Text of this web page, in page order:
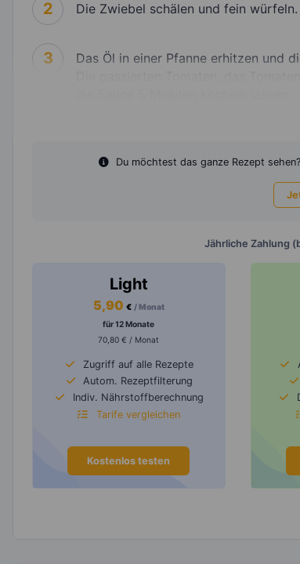
2 Die Zwiebel schälen und fein würfeln.
3
Das Öl in einer Pfanne erhitzen und
Du möchtest das ganze Rezept
Jährliche Zahlung
Light
5,90 € / Monat
für 12 Monate
70,80 € / Monat
Zugriff auf alle Rezepte
Autom. Rezeptfilterung
Indiv. Nährstoffberechnung
Tarife vergleichen
Kostenlos testen